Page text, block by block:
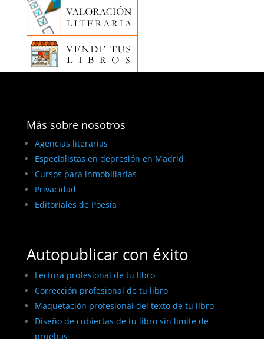
Más sobre nosotros
Agencias literarias
Especialistas en depresión en Madrid
Cursos para inmobiliarias
Privacidad
Editoriales de Poesía
Autopublicar con éxito
Lectura profesional de tu libro
Corrección profesional de tu libro
Maquetación profesional del texto de tu libro
Diseño de cubiertas de tu libro sin límite de
pruebas